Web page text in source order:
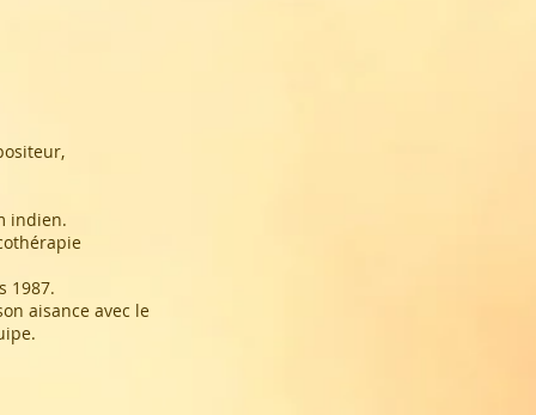
indien.
1987.
aisance avec le